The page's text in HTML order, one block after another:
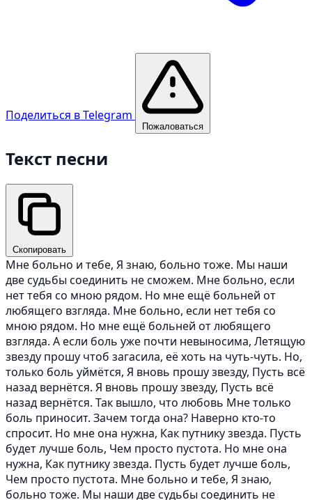
Поделиться в Telegram
Пожаловаться
Текст песни
Скопировать
Мне больно и тебе, Я знаю, больно тоже. Мы наши
две судьбы соединить не сможем. Мне больно, если
нет тебя со мною рядом. Но мне ещё больней от
любящего взгляда. Мне больно, если нет тебя со
мною рядом. Но мне ещё больней от любящего
взгляда. А если боль уже почти невыносима, Летящую
звезду прошу чтоб загасила, её хоть на чуть-чуть. Но,
только боль уймётся, Я вновь прошу звезду, Пусть всё
назад вернётся. Я вновь прошу звезду, Пусть всё
назад вернётся. Так вышло, что любовь Мне только
боль приносит. Зачем тогда она? Наверно кто-то
спросит. Но мне она нужна, Как путнику звезда. Пусть
будет лучше боль, Чем просто пустота. Но мне она
нужна, Как путнику звезда. Пусть будет лучше боль,
Чем просто пустота. Мне больно и тебе, Я знаю,
больно тоже. Мы наши две судьбы соединить не